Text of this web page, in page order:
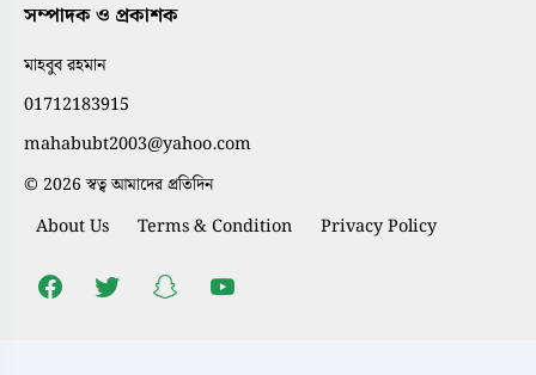
সম্পাদক ও প্রকাশক
মাহবুব রহমান
01712183915
mahabubt2003@yahoo.com
© 2026 স্বত্ব আমাদের প্রতিদিন
About Us Terms & Condition Privacy Policy